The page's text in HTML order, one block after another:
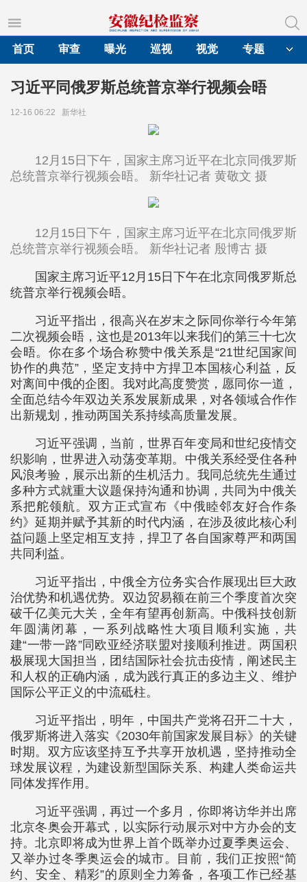
首页
审查 曝光 巡视 视觉 专题
习近平同俄罗斯总统普京举行视频会晤
12-16 06:22 新华社
12月15日下午，国家主席习近平在北京同俄罗斯
总统普京举行视频会晤。 新华社记者 黄敬文 摄
12月15日下午，国家主席习近平在北京同俄罗斯
总统普京举行视频会晤。 新华社记者 殷博古 摄
国家主席习近平12月15日下午在北京同俄罗斯总
统普京举行视频会晤。
习近平指出，很高兴在岁末之际同你举行今年第
二次视频会晤，这也是2013年以来我们的第三十七次
会晤。你在多个场合称赞中俄关系是“21世纪国家间
协作的典范”，坚定支持中方捍卫本国核心利益，反
对离间中俄的企图。我对此高度赞赏，愿同你一道，
全面总结今年双边关系发展新成果，对各领域合作作
出新规划，推动两国关系持续高质量发展。
习近平强调，当前，世界百年变局和世纪疫情交
织影响，世界进入动荡变革期。中俄关系经受住各种
风浪考验，展示出新的生机活力。我同总统先生通过
多种方式就重大议题保持沟通和协调，共同为中俄关
系把舵领航。双方正式宣布《中俄睦邻友好合作条
约》延期并赋予其新的时代内涵，在涉及彼此核心利
益问题上坚定相互支持，捍卫了各自国家尊严和两国
共同利益。
习近平指出，中俄全方位务实合作展现出巨大政
治优势和机遇优势。双边贸易额在前三个季度首次突
破千亿美元大关，全年有望再创新高。中俄科技创新
年圆满闭幕，一系列战略性大项目顺利实施，共
建“一带一路”同欧亚经济联盟对接顺利推进。两国积
极展现大国担当，团结国际社会抗击疫情，阐述民主
和人权的正确内涵，成为践行真正的多边主义、维护
国际公平正义的中流砥柱。
习近平指出，明年，中国共产党将召开二十大，
俄罗斯将进入落实《2030年前国家发展目标》的关键
时期。双方应该坚持互予共享开放机遇，坚持推动全
球发展议程，为建设新型国际关系、构建人类命运共
同体发挥作用。
习近平强调，再过一个多月，你即将访华并出席
北京冬奥会开幕式，以实际行动展示对中方办会的支
持。北京即将成为世界上首个既举办过夏季奥运会、
又举办过冬季奥运会的城市。目前，我们正按照“简
约、安全、精彩”的原则全力筹备，各项工作已经基